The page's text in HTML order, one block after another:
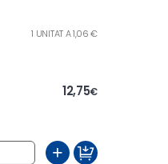
1 UNITAT A 1,06 €
12,75€
+